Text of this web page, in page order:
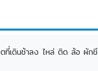
ที่เดินช้าลง ไหล่ ติด ล้อ ผั